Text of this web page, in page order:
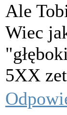
Ale
Wiec
5XX